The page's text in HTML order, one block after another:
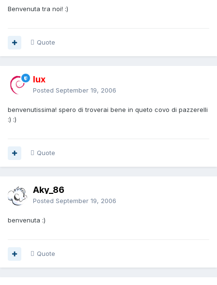
Benvenuta tra noi! :)
Quote
lux
Posted September 19, 2006
benvenutissima! spero di troverai bene in queto covo di pazzerelli
:) :)
Quote
Aky_86
Posted September 19, 2006
benvenuta :)
Quote